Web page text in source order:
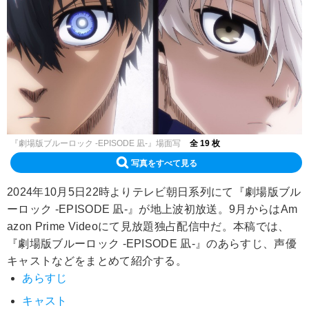
『劇場版ブルーロック -EPISODE 凪-』場面写 全 19 枚
写真をすべて見る
2024年10月5日22時よりテレビ朝日系列にて『劇場版ブル
ーロック -EPISODE 凪-』が地上波初放送。9月からはAm
azon Prime Videoにて見放題独占配信中だ。本稿では、
『劇場版ブルーロック -EPISODE 凪-』のあらすじ、声優
キャストなどをまとめて紹介する。
あらすじ
キャスト